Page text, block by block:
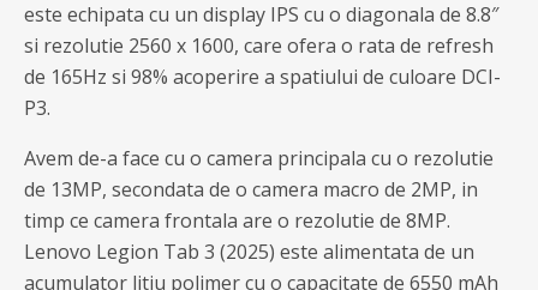
este echipata cu un display IPS cu o diagonala de 8.8″
si rezolutie 2560 x 1600, care ofera o rata de refresh
de 165Hz si 98% acoperire a spatiului de culoare DCI-
P3.
Avem de-a face cu o camera principala cu o rezolutie
de 13MP, secondata de o camera macro de 2MP, in
timp ce camera frontala are o rezolutie de 8MP.
Lenovo Legion Tab 3 (2025) este alimentata de un
acumulator litiu polimer cu o capacitate de 6550 mAh